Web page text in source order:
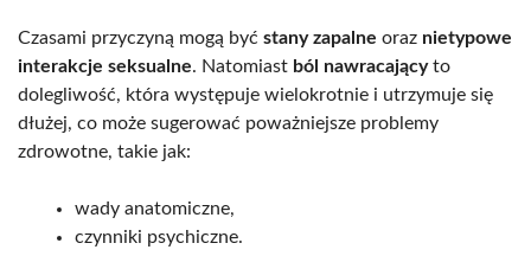
Czasami przyczyną mogą być stany zapalne oraz nietypowe
interakcje seksualne. Natomiast ból nawracającyto
dolegliwość, która występuje wielokrotnie i utrzymuje się
dłużej, co może sugerować poważniejsze problemy
zdrowotne, takie jak:
wady anatomiczne,
czynniki psychiczne.